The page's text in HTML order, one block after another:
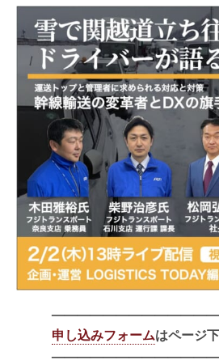
申し込みフォームはページ